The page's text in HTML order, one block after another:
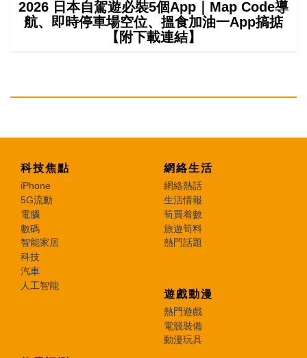
2026 日本自駕遊必裝5個App｜Map Code導
航、即時停車場空位、搵食加油一App搞掂
【附下載連結】
科技焦點
iPhone
5G流動
電腦
數碼
智能家居
科技
汽車
人工智能
網絡生活
網絡熱話
生活情報
筍買着數
旅遊筍料
熱門話題
遊戲動漫
熱門遊戲
電競裝備
動漫玩具